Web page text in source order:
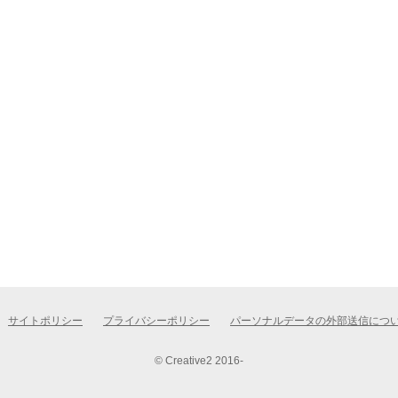
サイトポリシー プライバシーポリシー パーソナルデータの外部送信につ
© Creative2 2016-